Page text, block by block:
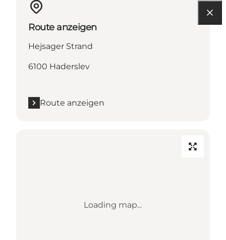
Route anzeigen
Hejsager Strand
6100 Haderslev
Route anzeigen
Loading map...